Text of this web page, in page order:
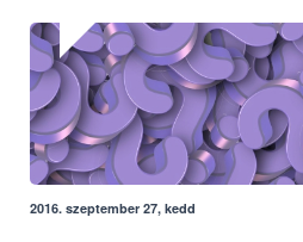
2016. szeptember 27, kedd